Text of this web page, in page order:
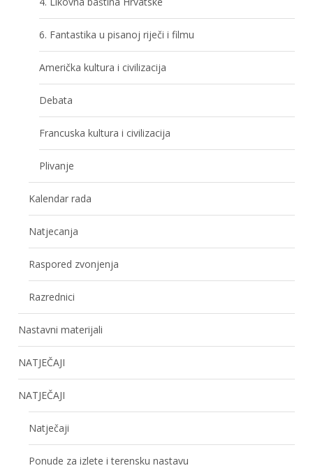
6. Fantastika u pisanoj riječi i filmu
Američka kultura i civilizacija
Debata
Francuska kultura i civilizacija
Plivanje
Kalendar rada
Natjecanja
Raspored zvonjenja
Razrednici
Nastavni materijali
NATJEČAJI
NATJEČAJI
Natječaji
Ponude za izlete i terensku nastavu